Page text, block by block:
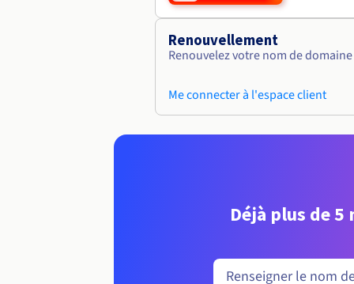
Renouvellement
Renouvelez votre nom de
Me connecter à l'espace client
Déjà plus de